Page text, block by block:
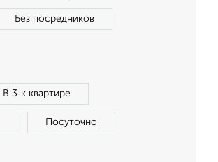
Без посредников
В 3‑к квартире
Посуточно